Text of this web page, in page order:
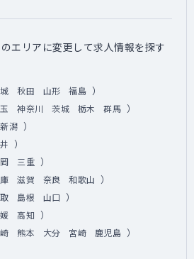
エリアに変更して求人情報を探す
秋田 山形 福島 ）
神奈川 茨城 栃木 群馬 ）
新潟 ）
）
三重 ）
滋賀 奈良 和歌山 ）
島根 山口 ）
高知 ）
熊本 大分 宮崎 鹿児島 ）